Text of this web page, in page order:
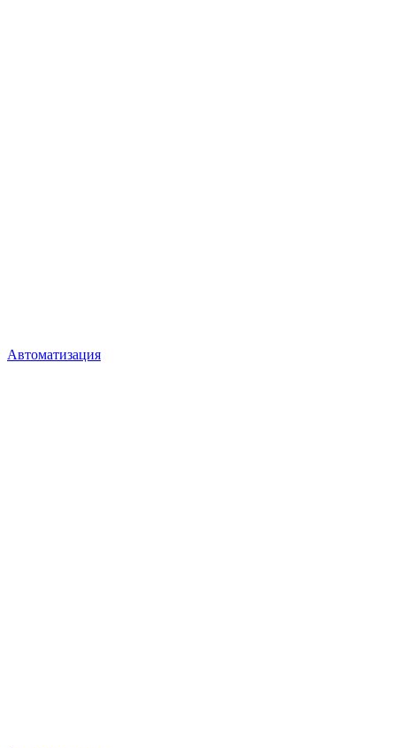
Автоматизация